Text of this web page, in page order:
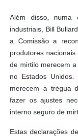
Além disso, numa
industriais, Bill
a Comissão a
produtores
de mirtilo merecem
no Estados
merecem a trégua
fazer os ajustes
interno seguro de
Estas declarações